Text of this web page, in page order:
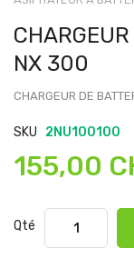
NX 300
CHARGEUR DE
SKU 2NU100100
155,00
Qté